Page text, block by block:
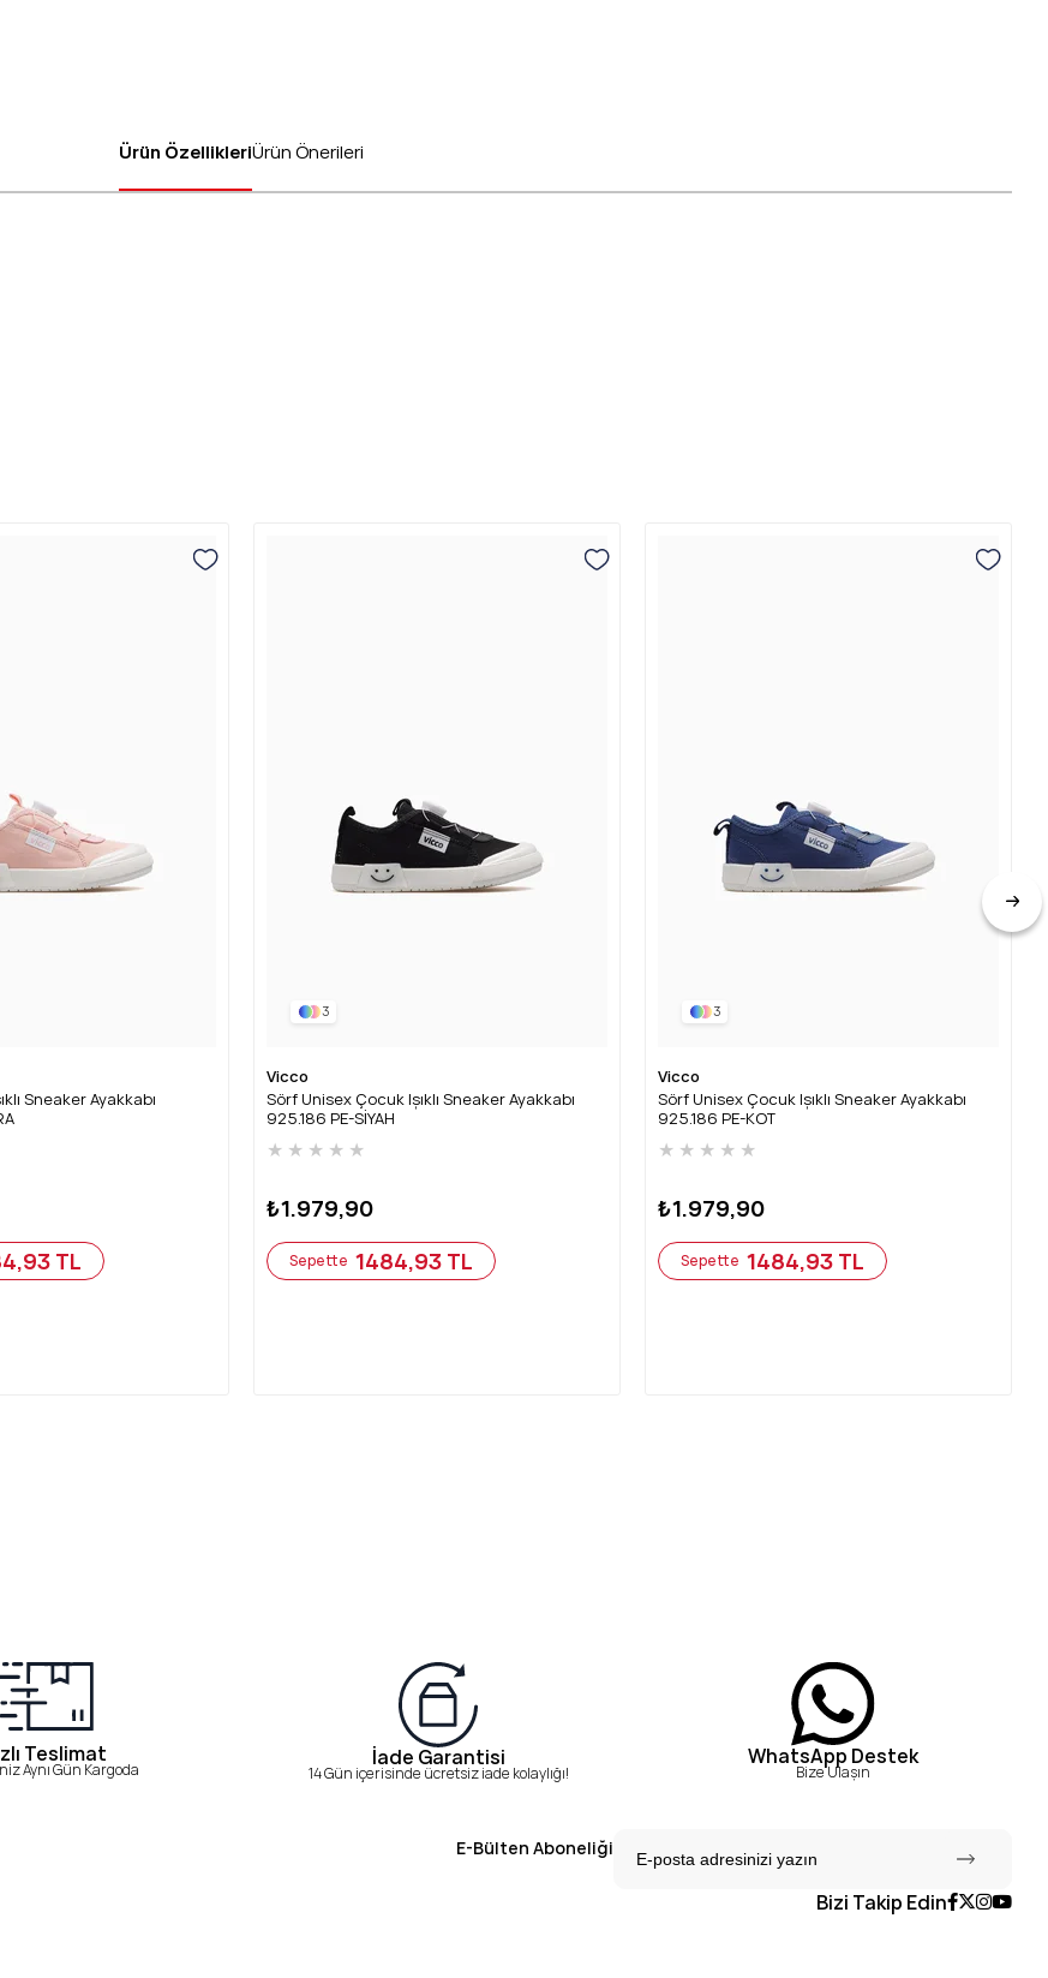
Ürün ÖzellikleriÜrün Önerileri
Sneaker Ayakkabı
TL
3
Vicco
Sörf Unisex Çocuk Işıklı Sneaker Ayakkabı
925.186 PE-SİYAH
★ ★ ★ ★ ★
₺1.979,90
Sepette 1484,93 TL
3
Vicco
Sörf Unisex Çocuk Işıklı Sneaker Ayakkabı
925.186 PE-KOT
★ ★ ★ ★ ★
₺1.979,90
Sepette 1484,93 TL
Teslimat
Aynı Gün Kargoda İade Garantisi
14 Gün içerisinde ücretsiz iade kolaylığı!
WhatsApp Destek
Bize Ulaşın
E-Bülten Aboneliği
Bizi Takip Edin